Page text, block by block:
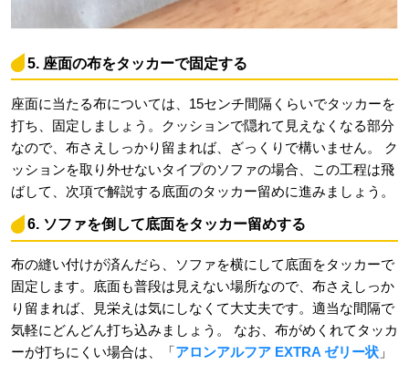
5. 座面の布をタッカーで固定する
座面に当たる布については、15センチ間隔くらいでタッカーを
打ち、固定しましょう。クッションで隠れて見えなくなる部分
なので、布さえしっかり留まれば、ざっくりで構いません。 ク
ッションを取り外せないタイプのソファの場合、この工程は飛
ばして、次項で解説する底面のタッカー留めに進みましょう。
6. ソファを倒して底面をタッカー留めする
布の縫い付けが済んだら、ソファを横にして底面をタッカーで
固定します。底面も普段は見えない場所なので、布さえしっか
り留まれば、見栄えは気にしなくて大丈夫です。適当な間隔で
気軽にどんどん打ち込みましょう。 なお、布がめくれてタッカ
ーが打ちにくい場合は、「アロンアルフア EXTRA ゼリー状」